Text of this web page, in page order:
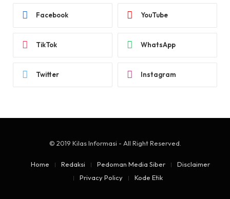
Facebook YouTube
TikTok WhatsApp
Twitter Instagram
© 2019 Kilas Informasi - All Right Reserved.
Home Redaksi Pedoman Media Siber
Disclaimer
Privacy Policy
Kode Etik